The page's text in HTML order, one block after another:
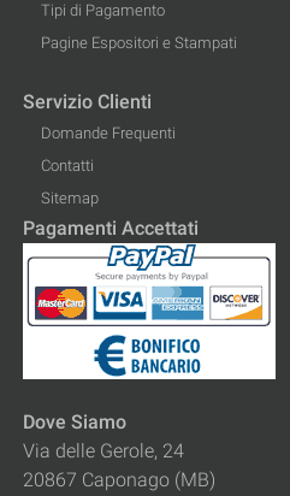
Tipi di Pagamento
Pagine Espositori e Stampati
Servizio Clienti
Domande Frequenti
Contatti
Sitemap
Pagamenti Accettati
Dove Siamo
Via delle Gerole, 24
20867 Caponago (MB)